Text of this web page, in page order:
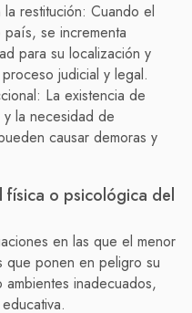
restitución: Cuando el
se incrementa
para su localización y
judicial y legal.
La existencia de
la necesidad de
causar demoras y
o psicológica del
en las que el menor
ponen en peligro su
inadecuados,